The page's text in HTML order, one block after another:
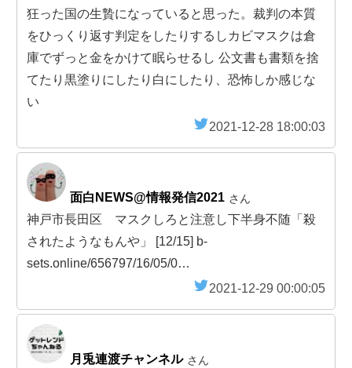
狂った国の生贄になっていると思った。裁判の本質
をひっくり返す判定をしたりするしカビマスクは倉
庫でずっと金をかけて眠らせるし 公文書も書類を捨
てたり黒塗りにしたり白にしたり、恐怖しか感じな
い
2021-12-28 18:00:03
面白NEWS@情報発信2021 さん
神戸市長田区 マスクしろと注意し下半身不随「殺
されたようなもんや」 [12/15] b-
sets.online/656797/16/05/0…
2021-12-29 00:00:05
月兎連渡チャンネル さん